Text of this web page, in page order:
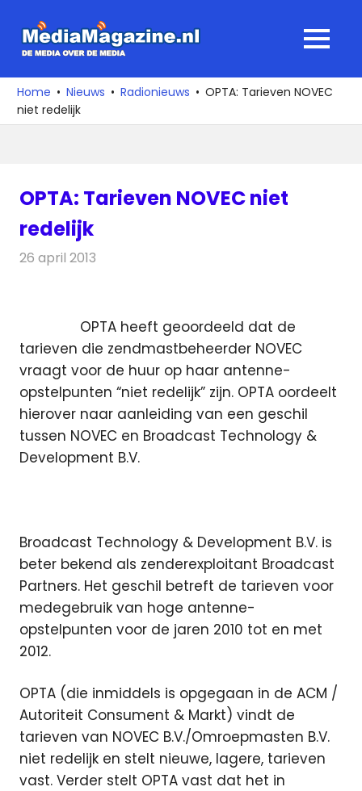
naar
media
over
de
MENU
Home Nieuws Radionieuws
OPTA: Tarieven NOVEC
niet redelijk
OPTA: Tarieven NOVEC niet
redelijk
26 april 2013
OPTA heeft geoordeeld dat de
tarieven die zendmastbeheerder NOVEC
vraagt voor de huur op haar antenne-
opstelpunten “niet redelijk” zijn. OPTA oordeelt
hierover naar aanleiding van een geschil
tussen NOVEC en Broadcast Technology &
Development B.V.
Broadcast Technology & Development B.V. is
beter bekend als zenderexploitant Broadcast
Partners. Het geschil betreft de tarieven voor
medegebruik van hoge antenne-
opstelpunten voor de jaren 2010 tot en met
2012.
OPTA (die inmiddels is opgegaan in de ACM /
Autoriteit Consument & Markt) vindt de
tarieven van NOVEC B.V./Omroepmasten B.V.
niet redelijk en stelt nieuwe, lagere, tarieven
vast. Verder stelt OPTA vast dat het in